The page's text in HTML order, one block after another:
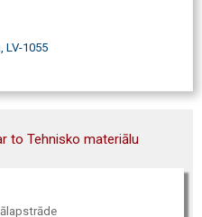
LV-1055
to Tehnisko materiālu